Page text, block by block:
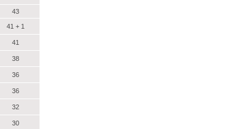
43
41 + 1
41
38
36
36
32
30